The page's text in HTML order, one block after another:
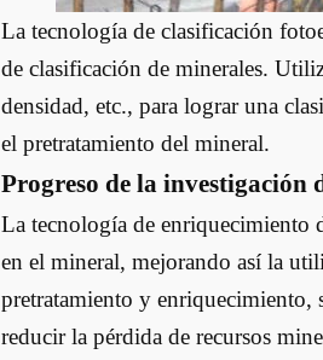
La tecnología de clasificación
de clasificación de minerales.
densidad, etc., para lograr una
el pretratamiento del mineral.
Progreso de la investigación
La tecnología de enriquecimiento
en el mineral, mejorando así la
pretratamiento y enriquecimiento,
reducir la pérdida de recursos